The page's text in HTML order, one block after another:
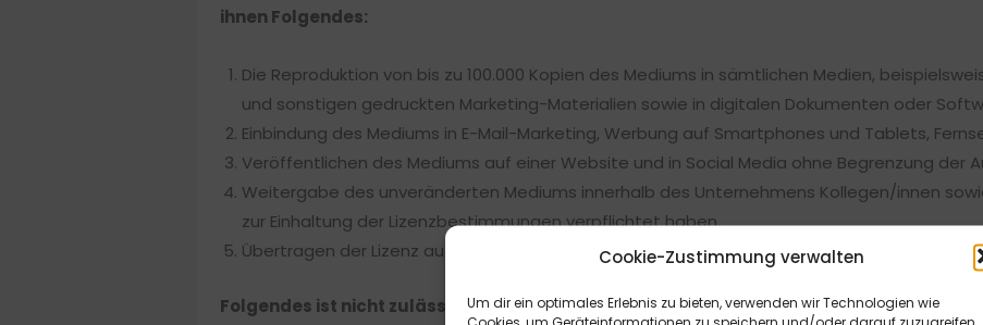
Cookie-Zustimmung verwalten
Um dir ein optimales Erlebnis zu bieten, verwenden wir Technologien wie
Cookies, um Geräteinformationen zu speichern und/oder darauf zuzugreifen.
ihnen Folgendes:
Die Reproduktion von bis zu 100.000 Kopien des Mediums in sämtlichen Medien,
und sonstigen gedruckten Marketing-Materialien sowie in digitalen Dokumenten oder
Einbindung des Mediums in E-Mail-Marketing, Werbung auf Smartphones und Tablets,
Veröffentlichen des Mediums auf einer Website und in Social Media ohne Begrenzung der
Weitergabe des unveränderten Mediums innerhalb des Unternehmens Kollegen/innen
zur Einhaltung der Lizenzbestimmungen verpflichtet haben.
Übertragen der Lizenz auf Kunden oder Arbeitgeber.
Folgendes ist nicht zulässig: